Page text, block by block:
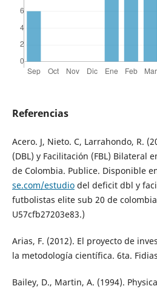
Referencias
Acero. J, Nieto. C, Larrahondo, R.
(DBL) y Facilitación (FBL) Bilateral
de Colombia. Publice. Disponible
se.com/estudiodel deficit dbl y
futbolistas elite sub 20 de
U57cfb27203e83.)
Arias, F. (2012). El proyecto de
la metodología científica. 6ta.
Bailey, D., Martin, A. (1994).